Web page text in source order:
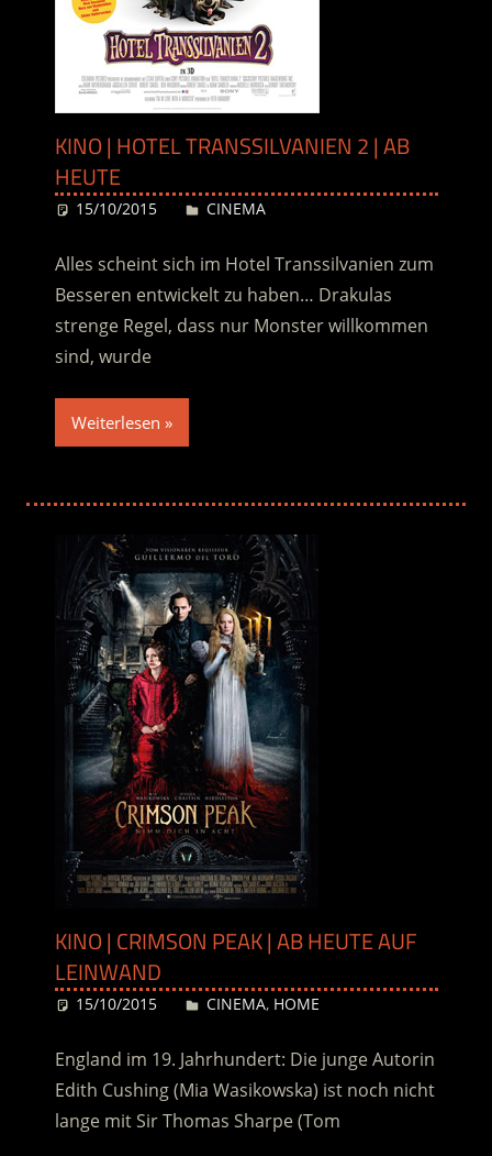
KINO | HOTEL TRANSSILVANIEN 2 | AB
HEUTE
15/10/2015 Desiree
CINEMA
Alles scheint sich im Hotel Transsilvanien zum
Besseren entwickelt zu haben… Drakulas
strenge Regel, dass nur Monster willkommen
sind, wurde
Weiterlesen
KINO | CRIMSON PEAK | AB HEUTE AUF
LEINWAND
15/10/2015 Desiree
CINEMA, HOME
England im 19. Jahrhundert: Die junge Autorin
Edith Cushing (Mia Wasikowska) ist noch nicht
lange mit Sir Thomas Sharpe (Tom